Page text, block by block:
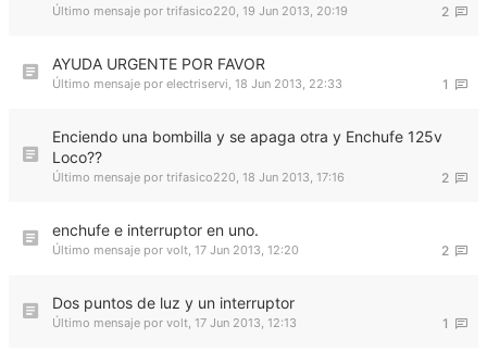
2
Último mensaje por trifasico220, 19 Jun 2013, 20:19
AYUDA URGENTE POR FAVOR
1
Último mensaje por electriservi, 18 Jun 2013, 22:33
Enciendo una bombilla y se apaga otra y Enchufe 125v
Loco??
2
Último mensaje por trifasico220, 18 Jun 2013, 17:16
enchufe e interruptor en uno.
2
Último mensaje por volt, 17 Jun 2013, 12:20
Dos puntos de luz y un interruptor
1
Último mensaje por volt, 17 Jun 2013, 12:13